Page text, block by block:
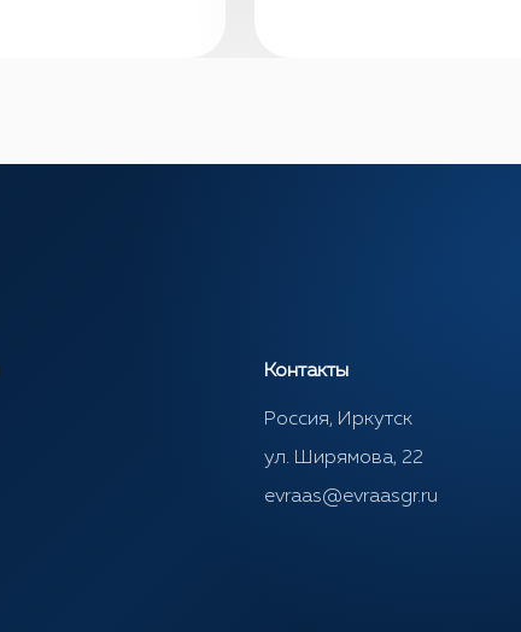
Контакты
Россия, Иркутск
ул. Ширямова, 22
evraas@evraasgr.ru